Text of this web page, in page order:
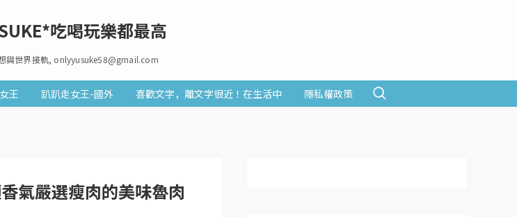
吃喝玩樂都最高
與世界接軌, onlyyusuke58@gmail.com
王 趴趴走女王-國外 喜歡文字，離文字很近！在生活中 隱私權政策
氣嚴選瘦肉的美味魯肉